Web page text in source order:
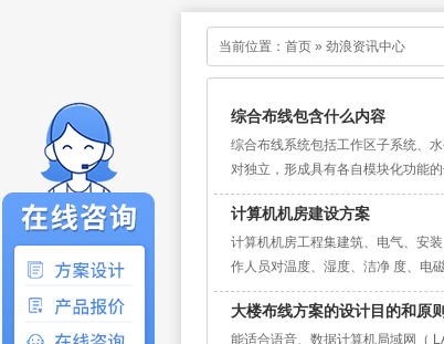
当前位置： 首页 » 劲浪资讯中心
综合布线包含什么内容
综合布线系统包括工作区子系统、
对独立，形成具有各自模块化功能
计算机机房建设方案
计算机机房工程集建筑、电气、安
作人员对温度、湿度、洁净 度、电
大楼布线方案的设计目的和原则
能适合语音、数据计算机局域网（